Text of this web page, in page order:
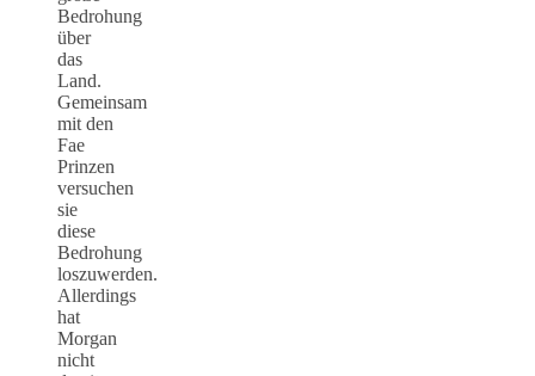
Bedrohung
über
das
Land.
Gemeinsam
mit den
Fae
Prinzen
versuchen
sie
diese
Bedrohung
loszuwerden.
Allerdings
hat
Morgan
nicht